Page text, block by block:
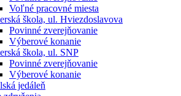
Voľné pracovné miesta
škola, ul. Hviezdoslavova
Povinné zverejňovanie
Výberové konanie
škola, ul. SNP
Povinné zverejňovanie
Výberové konanie
jedáleň